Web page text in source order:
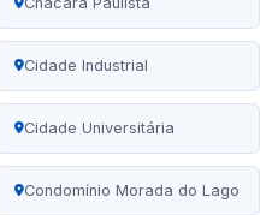
Cidade Industrial
Cidade Universitária
Condomínio Morada do Lago